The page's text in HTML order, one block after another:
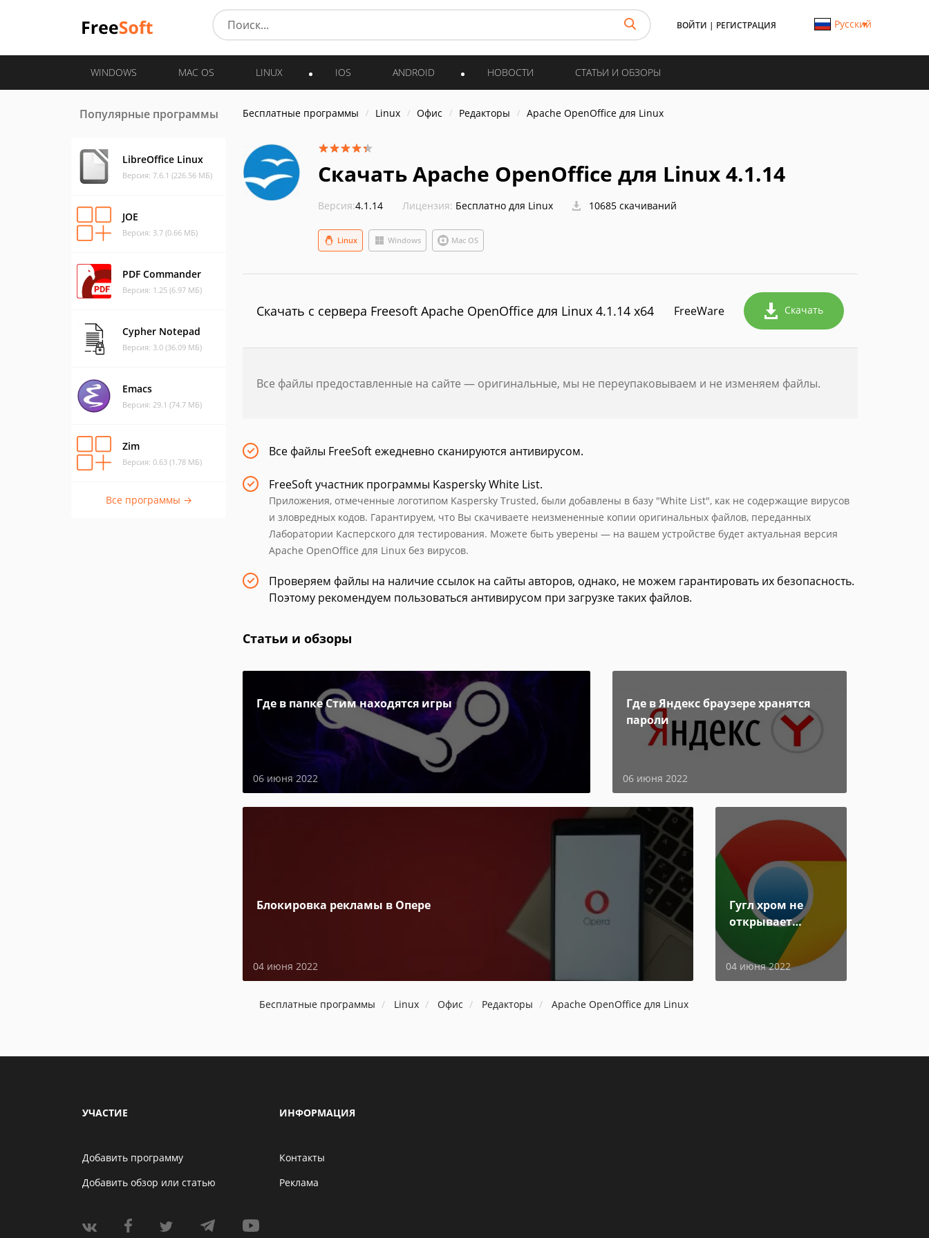
ВОЙТИ | РЕГИСТРАЦИЯ Русский
WINDOWS MAC OS LINUX IOS ANDROID НОВОСТИ СТАТЬИ И ОБЗОРЫ
Популярные программы
LibreOffice Linux
Версия: 7.6.1 (226.56 МБ)
JOE
Версия: 3.7 (0.66 МБ)
PDF Commander
Версия: 1.25 (6.97 МБ)
Cypher Notepad
Версия: 3.0 (36.09 МБ)
Emacs
Версия: 29.1 (74.7 МБ)
Zim
Версия: 0.63 (1.78 МБ)
Все программы →
Бесплатные программы Linux Офис Редакторы Apache OpenOffice для Linux
Скачать Apache OpenOffice для Linux 4.1.14
Версия:4.1.14 Лицензия: Бесплатно для Linux 10685 скачиваний
Windows Mac OS
Linux
Скачать с сервера Freesoft Apache OpenOffice для Linux 4.1.14 x64 FreeWare Скачать
Все файлы предоставленные на сайте — оригинальные, мы не переупаковываем и не изменяем файлы.
Все файлы FreeSoft ежедневно сканируются антивирусом.
FreeSoft участник программы Kaspersky White List.
Приложения, отмеченные логотипом Kaspersky Trusted, были добавлены в базу "White List", как не содержащие вирусов
и зловредных кодов. Гарантируем, что Вы скачиваете неизмененные копии оригинальных файлов, переданных
Лаборатории Касперского для тестирования. Можете быть уверены — на вашем устройстве будет актуальная версия
Apache OpenOffice для Linux без вирусов.
Проверяем файлы на наличие ссылок на сайты авторов, однако, не можем гарантировать их безопасность.
Поэтому рекомендуем пользоваться антивирусом при загрузке таких файлов.
Статьи и обзоры
Где в папке Стим находятся игры
06 июня 2022
Где в Яндекс браузере хранятся
пароли
06 июня 2022
Блокировка рекламы в Опере
04 июня 2022
Гугл хром не
открывает
04 июня 2022
Бесплатные программы Linux Офис Редакторы Apache OpenOffice для Linux
УЧАСТИЕ
Добавить программу
Добавить обзор или статью
ИНФОРМАЦИЯ
Контакты
Реклама